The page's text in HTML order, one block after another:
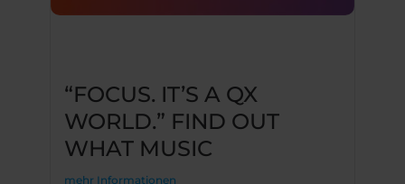
“FOCUS. IT’S A QX
WORLD.” FIND OUT
WHAT MUSIC
mehr Informationen